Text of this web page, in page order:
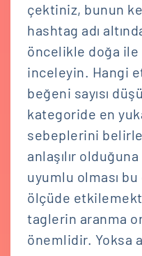
çektiniz, bunun
hashtag adı
öncelikle doğa ile
inceleyin. Hangi
beğeni sayısı
kategoride en
sebeplerini
anlaşılır
uyumlu olması
ölçüde
taglerin aranma
önemlidir. Yoksa